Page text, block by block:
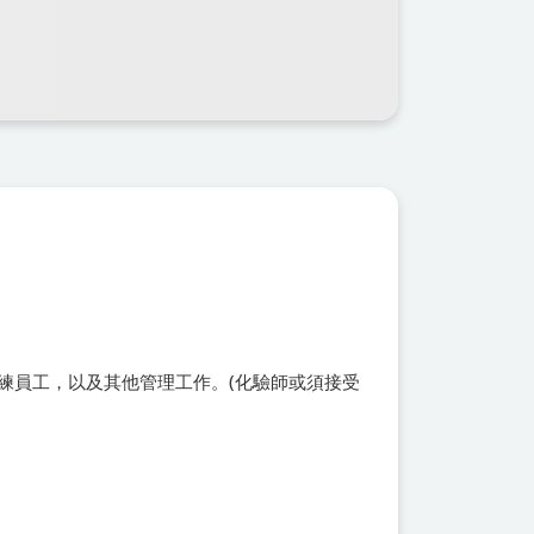
員工，以及其他管理工作。(化驗師或須接受